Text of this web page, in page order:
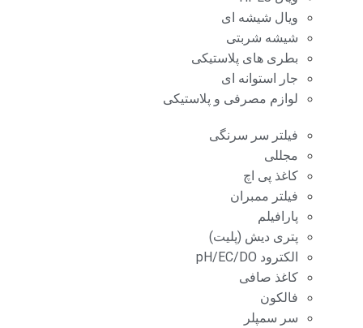
ویال شیشه ای
شیشه شربتی
بطری های پلاستیکی
جار استوانه ای
لوازم مصرفی و پلاستیکی
فیلتر سر سرنگی
مجللی
کاغذ پی اچ
فیلتر ممبران
پارافیلم
پتری دیش (پلیت)
الکترود pH/EC/DO
کاغذ صافی
فالکون
سر سمپلر